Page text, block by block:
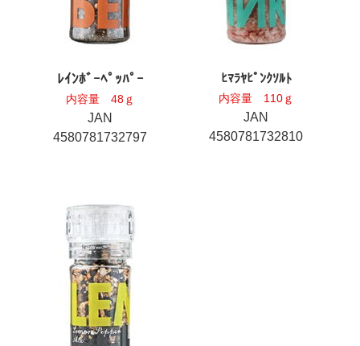
ﾚｲﾝﾎﾞｰﾍﾟｯﾊﾟｰ
内容量 48ｇ
JAN
4580781732797
ﾋﾏﾗﾔﾋﾟﾝｸｿﾙﾄ
内容量 110ｇ
JAN
4580781732810